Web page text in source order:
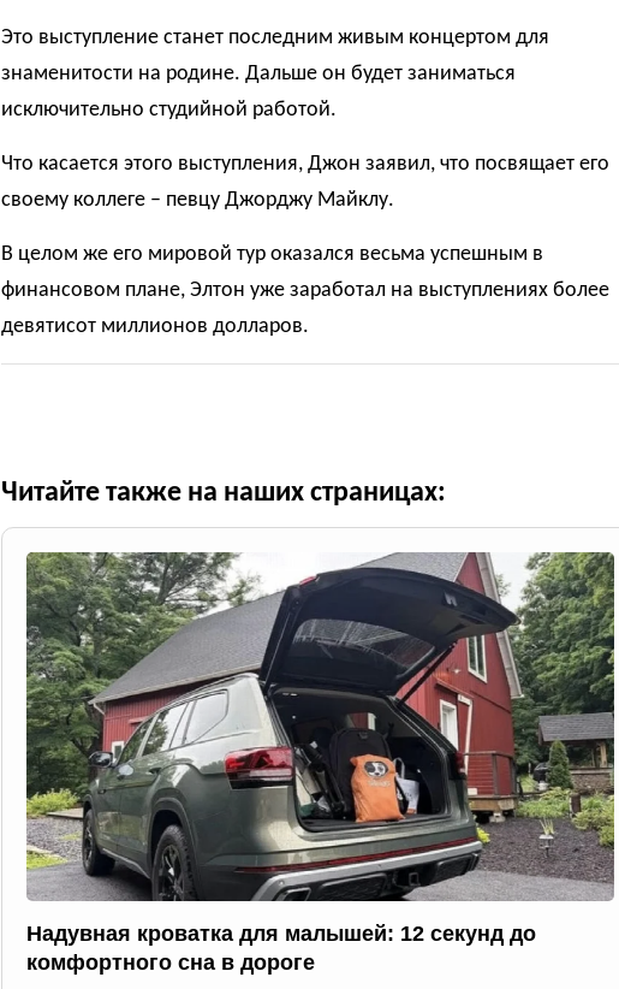
Это выступление станет последним живым концертом для
знаменитости на родине. Дальше он будет заниматься
исключительно студийной работой.
Что касается этого выступления, Джон заявил, что посвящает его
своему коллеге – певцу Джорджу Майклу.
В целом же его мировой тур оказался весьма успешным в
финансовом плане, Элтон уже заработал на выступлениях более
девятисот миллионов долларов.
Читайте также на наших страницах:
Надувная кроватка для малышей: 12 секунд до
комфортного сна в дороге